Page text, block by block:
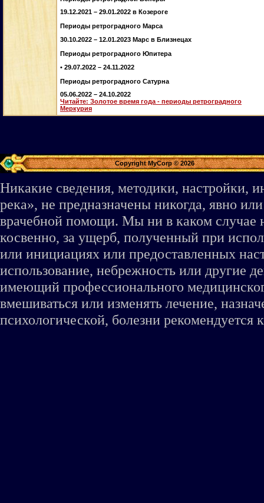
19.12.2021 – 29.01.2022 в Козероге
Периоды ретроградного Марса
30.10.2022 – 12.01.2023 Марс в Близнецах
Периоды ретроградного Юпитера
• 29.07.2022 – 24.11.2022
Периоды ретроградного Сатурна
05.06.2022 – 24.10.2022
Читайте: Золотое время года - периоды ретроградного
Меркурия
Copyright MyCorp © 2026
Никакие сведения, методики, настройки,
река», не предназначены никогда, явно
врачебной помощи. Мы ни в каком случае
косвенно, за ущерб, полученный при
или инициациях или предоставленных
использование, небрежность или другие
имеющий профессионального
вмешиваться или изменять лечение,
психологической, болезни рекомендуется